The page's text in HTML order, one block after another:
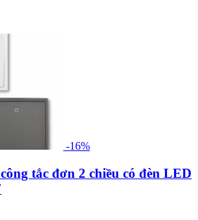
-16%
tắc đơn 2 chiều có đèn LED